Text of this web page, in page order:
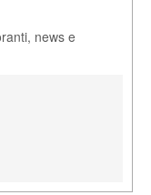
news e